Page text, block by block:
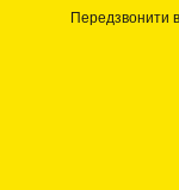
Передзвонити